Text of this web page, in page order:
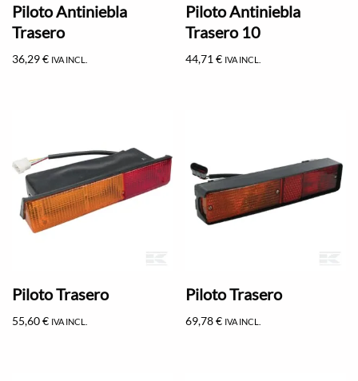
Piloto Antiniebla
Trasero
36,29€ IVA INCL.
Piloto Antiniebla
Trasero 10
44,71€ IVA INCL.
Piloto Trasero
55,60€ IVA INCL.
Piloto Trasero
69,78€ IVA INCL.